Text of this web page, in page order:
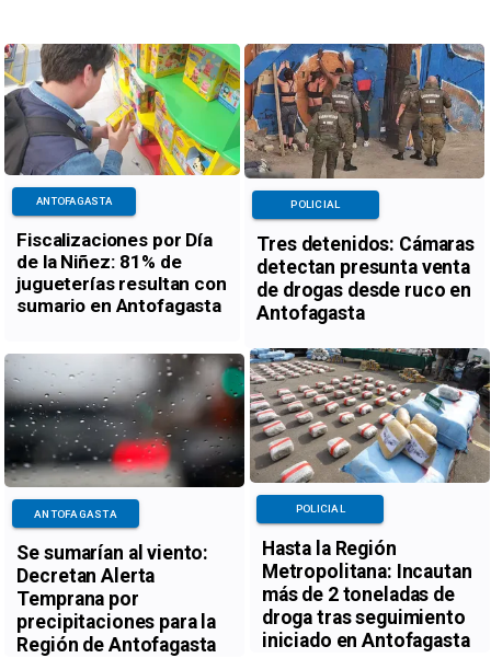
Fiscalizaciones por Día
de la Niñez: 81% de
jugueterías resultan con
sumario en Antofagasta
ANTOFAGASTA
Tres detenidos: Cámaras
detectan presunta venta
de drogas desde ruco en
Antofagasta
POLICIAL
Se sumarían al viento:
Decretan Alerta
Temprana por
precipitaciones para la
Región de Antofagasta
ANTOFAGASTA
Hasta la Región
Metropolitana: Incautan
más de 2 toneladas de
droga tras seguimiento
iniciado en Antofagasta
POLICIAL